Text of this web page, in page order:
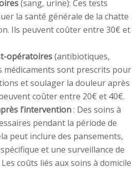
(sang, urine): Ces tests
la santé générale de la chatte
Ils peuvent coûter entre 30€ et
opératoires(antibiotiques,
médicaments sont prescrits pour
et soulager la douleur après
coûter entre 20€ et 40€.
l’intervention: Des soins à
pendant la période de
peut inclure des pansements,
et une surveillance de
coûts liés aux soins à domicile